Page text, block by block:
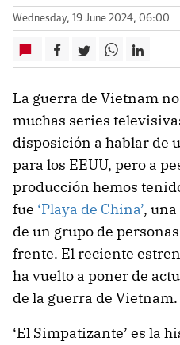
Wednesday, 19 June 2024, 06:00
La guerra de Vietnam
muchas series
disposición a hablar de
para los EEUU, pero a
producción hemos
fue ‘Playa de China’,
de un grupo de
frente. El reciente
ha vuelto a poner de
de la guerra de Vietnam.
‘El Simpatizante’ es la